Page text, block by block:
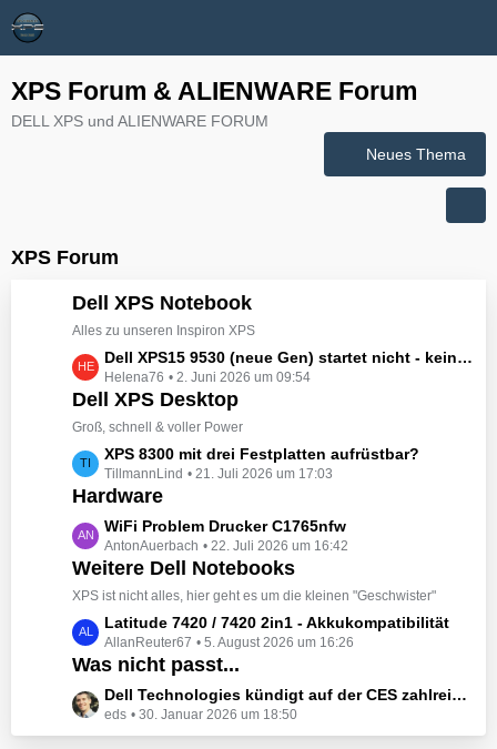
XPS Forum & ALIENWARE Forum
DELL XPS und ALIENWARE FORUM
Neues Thema
XPS Forum
Dell XPS Notebook
Alles zu unseren Inspiron XPS
L
e
t
z
e
B
i
r
ä
g
e
Dell XPS15 9530 (neue Gen) startet nicht - kein booten, kein Licht - nichts tut sich - hat jemand eine Idee wie man ihn zum Leben erwecken könnte?
Helena76 2. Juni 2026 um 09:54
Dell XPS Desktop
Groß, schnell & voller Power
L
e
t
z
t
e
B
i
r
ä
g
XPS 8300 mit drei Festplatten aufrüstbar?
TillmannLind 21. Juli 2026 um 17:03
Hardware
L
e
t
z
e
B
i
WiFi Problem Drucker C1765nfw
AntonAuerbach 22. Juli 2026 um 16:42
Weitere Dell Notebooks
XPS ist nicht alles, hier geht es um die kleinen "Geschwister"
L
e
t
z
t
e
Latitude 7420 / 7420 2in1 - Akkukompatibilität
AllanReuter67 5. August 2026 um 16:26
Was nicht passt...
L
e
t
Dell Technologies kündigt auf der CES zahlreiche Alienware-Neuheiten an
eds 30. Januar 2026 um 18:50